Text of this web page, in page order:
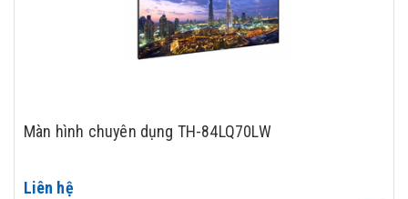
Màn hình chuyên dụng TH-84LQ70LW
Liên hệ